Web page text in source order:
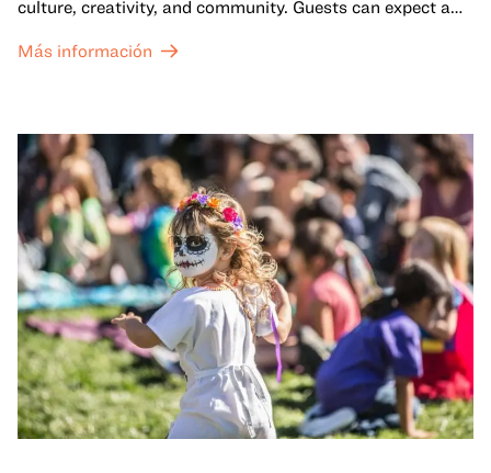
culture, creativity, and community. Guests can expect a
sets from boundary-pushing artists, delicious offerings
move, make, and connect in celebration of Black culture.
Más información